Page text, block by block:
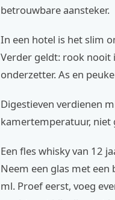
betrouwbare aansteker.
In een hotel is het slim
Verder geldt: rook nooit
onderzetter. As en
Digestieven verdienen
kamertemperatuur, niet
Een fles whisky van 12
Neem een glas met een
ml. Proef eerst, voeg